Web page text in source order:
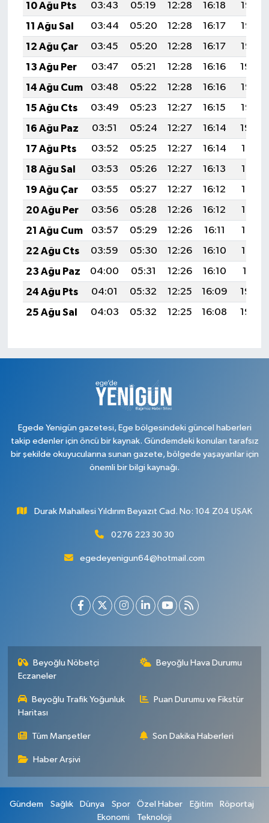
10 Ağu Pts
03:43 05:19 12:28 16:18
19:28
11 Ağu Sal
03:44 05:20 12:28 16:17
19:27
12 Ağu Çar
03:45 05:20 12:28 16:17
19:26
13 Ağu Per
03:47 05:21 12:28 16:16
19:24
14 Ağu Cum
03:48 05:22 12:28 16:16
19:23
15 Ağu Cts
03:49 05:23 12:27 16:15
19:22
16 Ağu Paz
03:51 05:24 12:27 16:14
19:20
17 Ağu Pts
03:52 05:25 12:27 16:14
19:19
18 Ağu Sal
03:53 05:26 12:27 16:13
19:18
19 Ağu Çar
03:55 05:27 12:27 16:12
19:16
20 Ağu Per
03:56 05:28 12:26 16:12
19:15
21 Ağu Cum
03:57 05:29 12:26 16:11
19:14
22 Ağu Cts
03:59 05:30 12:26 16:10
19:12
23 Ağu Paz
04:00 05:31 12:26 16:10
19:11
24 Ağu Pts
04:01 05:32 12:25 16:09
19:09
25 Ağu Sal
04:03 05:32 12:25 16:08 19:08
Egede Yenigün gazetesi, Ege bölgesindeki güncel haberleri
takip edenler için öncü bir kaynak. Gündemdeki konuları tarafsız
bir şekilde okuyucularına sunan gazete, bölgede yaşayanlar için
önemli bir bilgi kaynağı.
Durak Mahallesi Yıldırım Beyazıt Cad. No: 104 Z04 UŞAK
0276 223 30 30
egedeyenigun64@hotmail.com
Beyoğlu Nöbetçi
Eczaneler
Beyoğlu Hava Durumu
Beyoğlu Trafik Yoğunluk
Haritası
Puan Durumu ve Fikstür
Tüm Manşetler Son Dakika Haberleri
Haber Arşivi
Gündem Sağlık Dünya Spor Özel Haber Eğitim
Röportaj
Ekonomi
Teknoloji